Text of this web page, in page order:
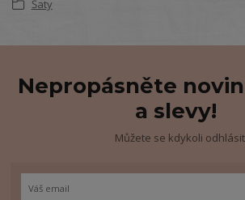
Šaty
Nepropásněte
a slevy!
Můžete se kdykoli